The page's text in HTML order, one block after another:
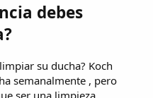
debes
su ducha? Koch
semanalmente , pero
ser una limpieza